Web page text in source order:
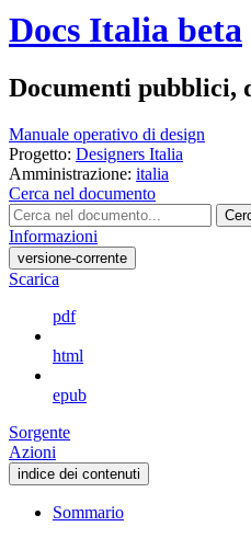
Docs Italia beta
Documenti pubblici,
Manuale operativo di design
Progetto: Designers Italia
Amministrazione: italia
Cerca nel documento
Informazioni
versione-corrente
Scarica
pdf
html
epub
Sorgente
Azioni
indice dei contenuti
Sommario